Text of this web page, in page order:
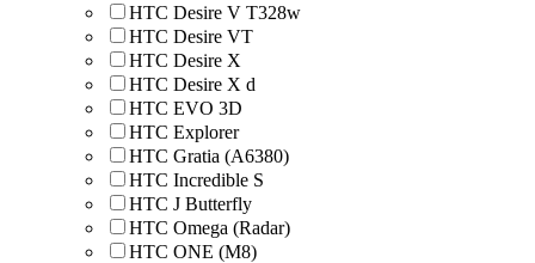
HTC Desire V T328w
HTC Desire VT
HTC Desire X
HTC Desire X d
HTC EVO 3D
HTC Explorer
HTC Gratia (A6380)
HTC Incredible S
HTC J Butterfly
HTC Omega (Radar)
HTC ONE (M8)